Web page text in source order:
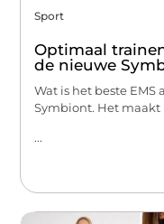
Sport
Optimaal
de nieuwe
Wat is het beste EMS
Symbiont. Het
...